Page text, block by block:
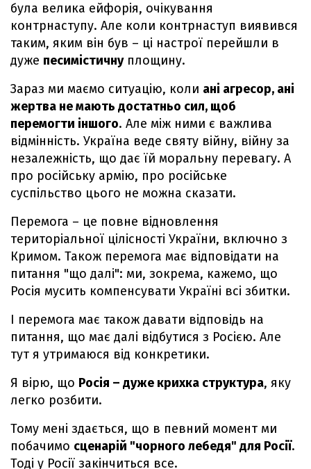
була велика ейфорія, очікування
контрнаступу. Але коли контрнаступ виявився
таким, яким він був – ці настрої перейшли в
дуже песимістичнуплощину.
Зараз ми маємо ситуацію, коли ані агресор, ані
жертва не мають достатньо сил, щоб
перемогти іншого. Але між ними є важлива
відмінність. Україна веде святу війну, війну за
незалежність, що дає їй моральну перевагу. А
про російську армію, про російське
суспільство цього не можна сказати.
Перемога – це повне відновлення
територіальної цілісності України, включно з
Кримом. Також перемога має відповідати на
питання "що далі": ми, зокрема, кажемо, що
Росія мусить компенсувати Україні всі збитки.
І перемога має також давати відповідь на
питання, що має далі відбутися з Росією. Але
тут я утримаюся від конкретики.
Я вірю, що Росія – дуже крихка структура, яку
легко розбити.
Тому мені здається, що в певний момент ми
побачимо сценарій "чорного лебедя" для Росії.
Тоді у Росії закінчиться все.